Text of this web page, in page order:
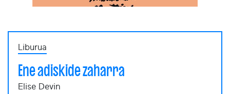
Liburua
Ene adiskide zaharra
Elise Devin